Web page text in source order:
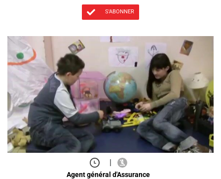
S'ABONNER
|
Agent général d'Assurance